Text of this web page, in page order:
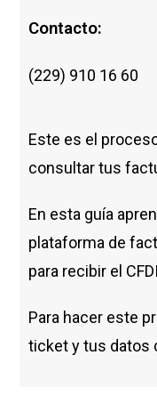
Contacto:
(229) 910 16 60
Este es el
consultar tus
En esta guía
plataforma de
para recibir el
Para hacer este
ticket y tus datos